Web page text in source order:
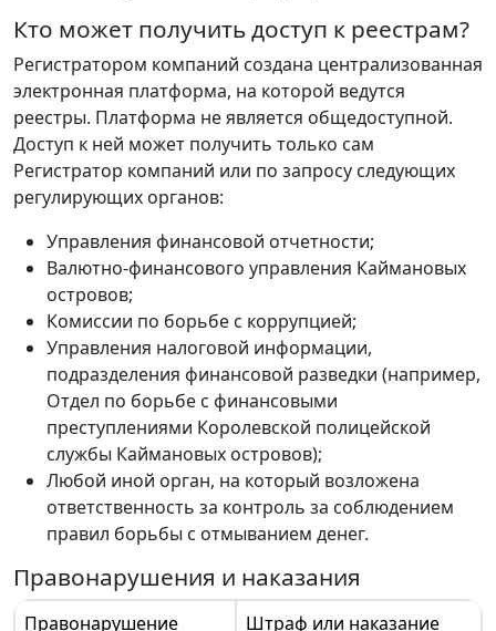
Кто может получить доступ к реестрам?
Регистратором компаний создана централизованная
электронная платформа, на которой ведутся
реестры. Платформа не является общедоступной.
Доступ к ней может получить только сам
Регистратор компаний или по запросу следующих
регулирующих органов:
Управления финансовой отчетности;
Валютно-финансового управления Каймановых
островов;
Комиссии по борьбе с коррупцией;
Управления налоговой информации,
подразделения финансовой разведки (например,
Отдел по борьбе с финансовыми
преступлениями Королевской полицейской
службы Каймановых островов);
Любой иной орган, на который возложена
ответственность за контроль за соблюдением
правил борьбы с отмыванием денег.
Правонарушения и наказания
Правонарушение
Штраф или наказание